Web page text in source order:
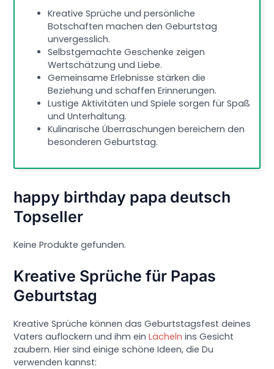
Kreative Sprüche und persönliche
Botschaften machen den Geburtstag
unvergesslich.
Selbstgemachte Geschenke zeigen
Wertschätzung und Liebe.
Gemeinsame Erlebnisse stärken die
Beziehung und schaffen Erinnerungen.
Lustige Aktivitäten und Spiele sorgen für Spaß
und Unterhaltung.
Kulinarische Überraschungen bereichern den
besonderen Geburtstag.
happy birthday papa deutsch
Topseller
Keine Produkte gefunden.
Kreative Sprüche für Papas
Geburtstag
Kreative Sprüche können das Geburtstagsfest deines
Vaters auflockern und ihm einLächeln ins Gesicht
zaubern. Hier sind einige schöne Ideen, die Du
verwenden kannst: